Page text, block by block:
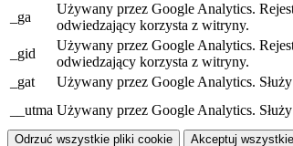
_ga
Używany przez Google Analytics.
odwiedzający korzysta z witryny.
_gid
Używany przez Google Analytics.
odwiedzający korzysta z witryny.
_gat
Używany przez Google Analytics.
__utma Używany przez Google Analytics.
Odrzuć wszystkie pliki cookie Akceptuj